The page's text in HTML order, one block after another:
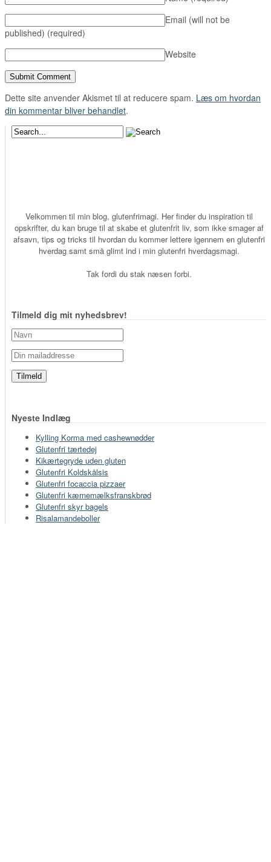
Email (will not be
published) (required)
Website
Dette site anvender Akismet til at reducere spam. Læs om hvordan
din kommentar bliver behandlet.
Velkommen til min blog, glutenfrimagi. Her finder du inspiration til
opskrifter, du kan bruge til at skabe et glutenfrit liv, som ikke smager af
afsavn, tips og tricks til hvordan du kommer lettere igennem en glutenfri
hverdag samt små glimt ind i min glutenfri hverdagsmagi.
Tak fordi du stak næsen forbi.
Tilmeld dig mit nyhedsbrev!
Nyeste Indlæg
Kylling Korma med cashewnødder
Glutenfri tærtedej
Kikærtegryde uden gluten
Glutenfri Koldskålsis
Glutenfri focaccia pizzaer
Glutenfri kærnemælksfranskbrød
Glutenfri skyr bagels
Risalamandeboller